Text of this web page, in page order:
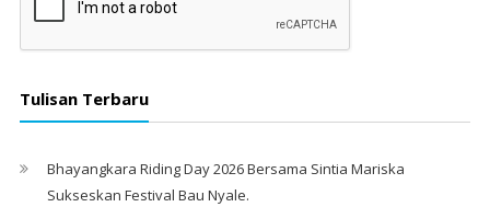
Tulisan Terbaru
Bhayangkara Riding Day 2026 Bersama Sintia Mariska
Sukseskan Festival Bau Nyale. ‎